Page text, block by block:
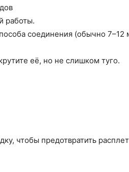
работы.
соединения (обычно
её, но не слишком туго.
чтобы предотвратить